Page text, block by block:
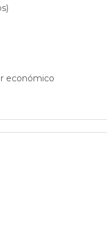
económico